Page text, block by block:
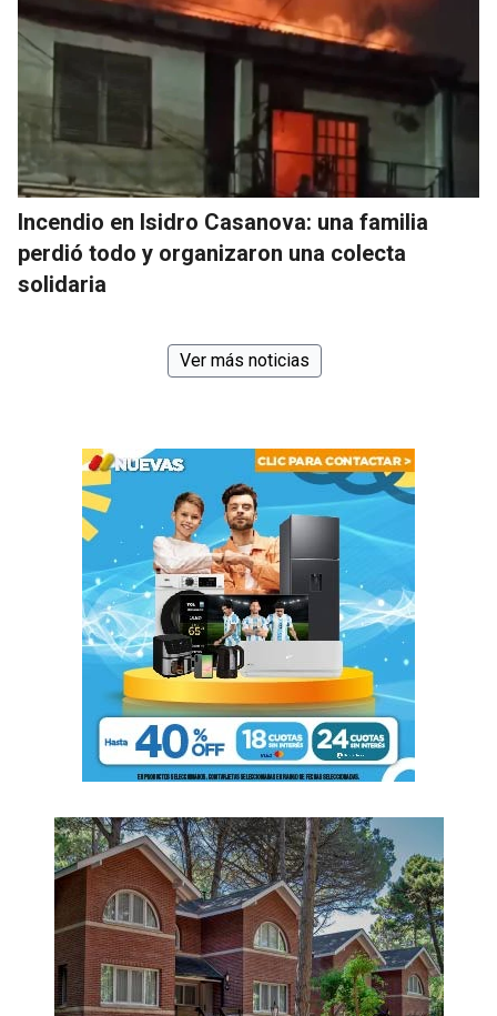
Incendio en Isidro Casanova: una familia
perdió todo y organizaron una colecta
solidaria
Ver más noticias